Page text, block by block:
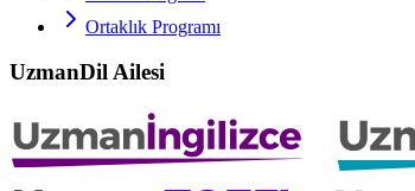
Ortaklık Programı
UzmanDil Ailesi